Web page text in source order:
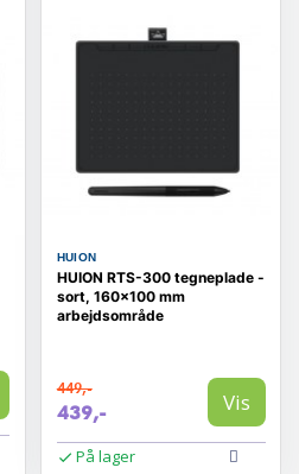
HUION
HUION RTS-300 tegneplade -
sort, 160×100 mm
arbejdsområde
449,-
439,- Vis
På lager